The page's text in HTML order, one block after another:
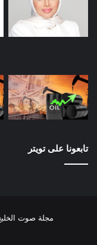
تابعونا على تويتر
مجلة صوت الخليج © 2026، جميع